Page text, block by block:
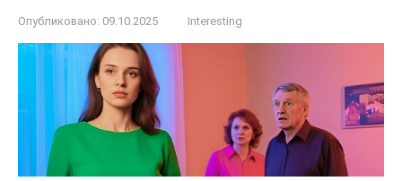
Опубликовано: 09.10.2025 Interesting